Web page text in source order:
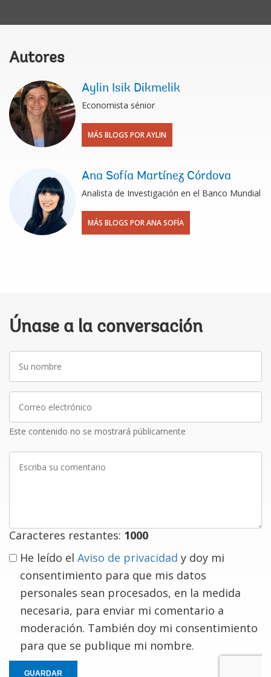
Autores
Aylin Isik Dikmelik
Economista sénior
MÁS BLOGS POR AYLIN
Ana Sofía Martínez Córdova
Analista de Investigación en el Banco Mundial
MÁS BLOGS POR ANA SOFÍA
Únase a la conversación
nombre
electrónico
Este contenido no se mostrará públicamente
Caracteres restantes: 1000
He leído el Aviso de privacidad y doy mi
consentimiento para que mis datos
personales sean procesados, en la medida
necesaria, para enviar mi comentario a
moderación. También doy mi consentimiento
para que se publique mi nombre.
GUARDAR